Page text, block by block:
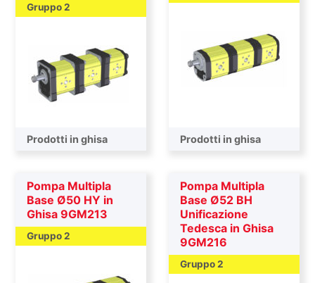
Gruppo 2
Prodotti in ghisa Prodotti in ghisa
Pompa Multipla
Base Ø50 HY in
Ghisa 9GM213
Gruppo 2
Pompa Multipla
Base Ø52 BH
Unificazione
Tedesca in Ghisa
9GM216
Gruppo 2